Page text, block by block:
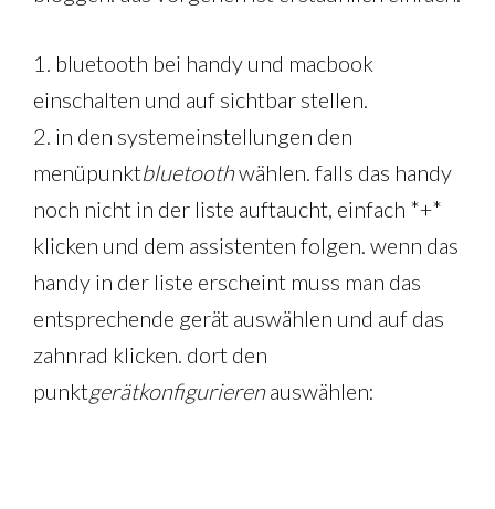
1. bluetooth bei handy und macbook
einschalten und auf sichtbar stellen.
2. in den systemeinstellungen den
menüpunktbluetoothwählen. falls das handy
noch nicht in der liste auftaucht, einfach *+*
klicken und dem assistenten folgen. wenn das
handy in der liste erscheint muss man das
entsprechende gerät auswählen und auf das
zahnrad klicken. dort den
punktgerätkonfigurierenauswählen: